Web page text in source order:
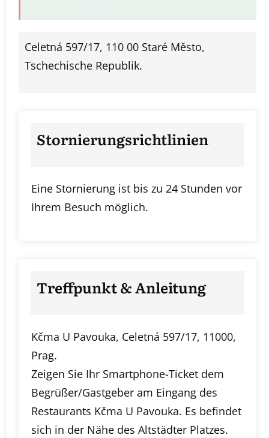
Celetná 597/17, 110 00 Staré Město,
Tschechische Republik.
Stornierungsrichtlinien
Eine Stornierung ist bis zu 24 Stunden vor
Ihrem Besuch möglich.
Treffpunkt & Anleitung
Kčma U Pavouka, Celetná 597/17, 11000,
Prag.
Zeigen Sie Ihr Smartphone-Ticket dem
Begrüßer/Gastgeber am Eingang des
Restaurants Kčma U Pavouka. Es befindet
sich in der Nähe des Altstädter Platzes.